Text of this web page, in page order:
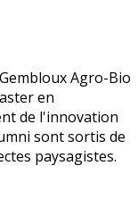
Agro-Bio
en
de l'innovation
sont sortis de
paysagistes.